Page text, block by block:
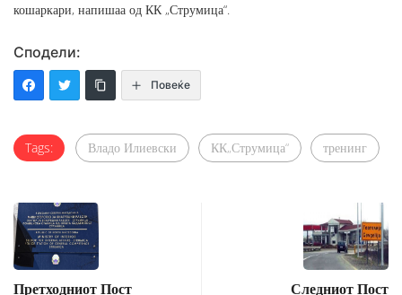
кошаркари, напишаа од КК „Струмица“.
Сподели:
Повеќе
Tags: Владо Илиевски КК„Струмица“ тренинг
Претходниот Пост Следниот Пост